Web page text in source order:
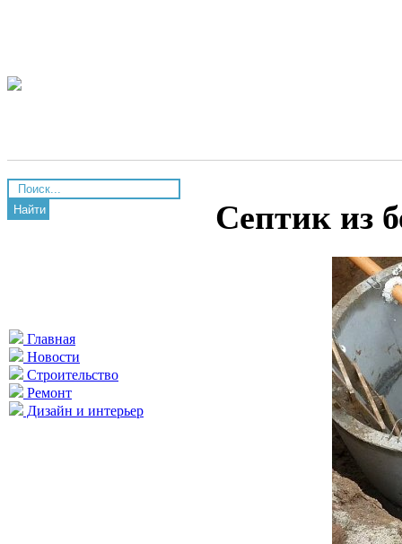
Найти
Главная
Новости
Строительство
Ремонт
Дизайн и интерьер
Септик из